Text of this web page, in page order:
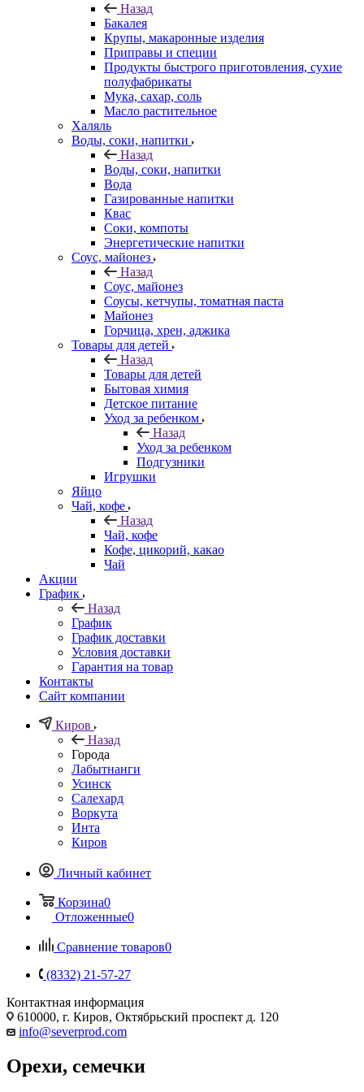
Назад
Бакалея
Крупы, макаронные изделия
Приправы и специи
Продукты быстрого приготовления, сухие
полуфабрикаты
Мука, сахар, соль
Масло растительное
Халяль
Воды, соки, напитки
Назад
Воды, соки, напитки
Вода
Газированные напитки
Квас
Соки, компоты
Энергетические напитки
Соус, майонез
Назад
Соус, майонез
Соусы, кетчупы, томатная паста
Майонез
Горчица, хрен, аджика
Товары для детей
Назад
Товары для детей
Бытовая химия
Детское питание
Уход за ребенком
Назад
Уход за ребенком
Подгузники
Игрушки
Яйцо
Чай, кофе
Назад
Чай, кофе
Кофе, цикорий, какао
Чай
Акции
График
Назад
График
График доставки
Условия доставки
Гарантия на товар
Контакты
Сайт компании
Киров
Назад
Города
Лабытнанги
Усинск
Салехард
Воркута
Инта
Киров
Личный кабинет
Корзина0
Отложенные0
Сравнение товаров0
(8332) 21-57-27
Контактная информация
610000, г. Киров, Октябрьский проспект д. 120
info@severprod.com
Орехи, семечки